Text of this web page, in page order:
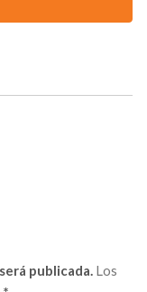
publicada. Los